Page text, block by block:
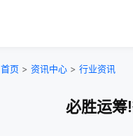
首页 > 资讯中心 > 行业资讯
必胜运筹